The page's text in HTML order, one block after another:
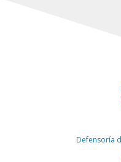
Defensoría